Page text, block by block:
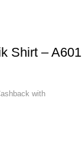
Shirt – A601
with